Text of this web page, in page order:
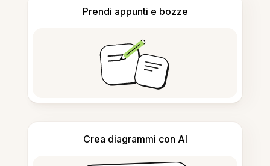
Prendi appunti e bozze
Crea diagrammi con AI